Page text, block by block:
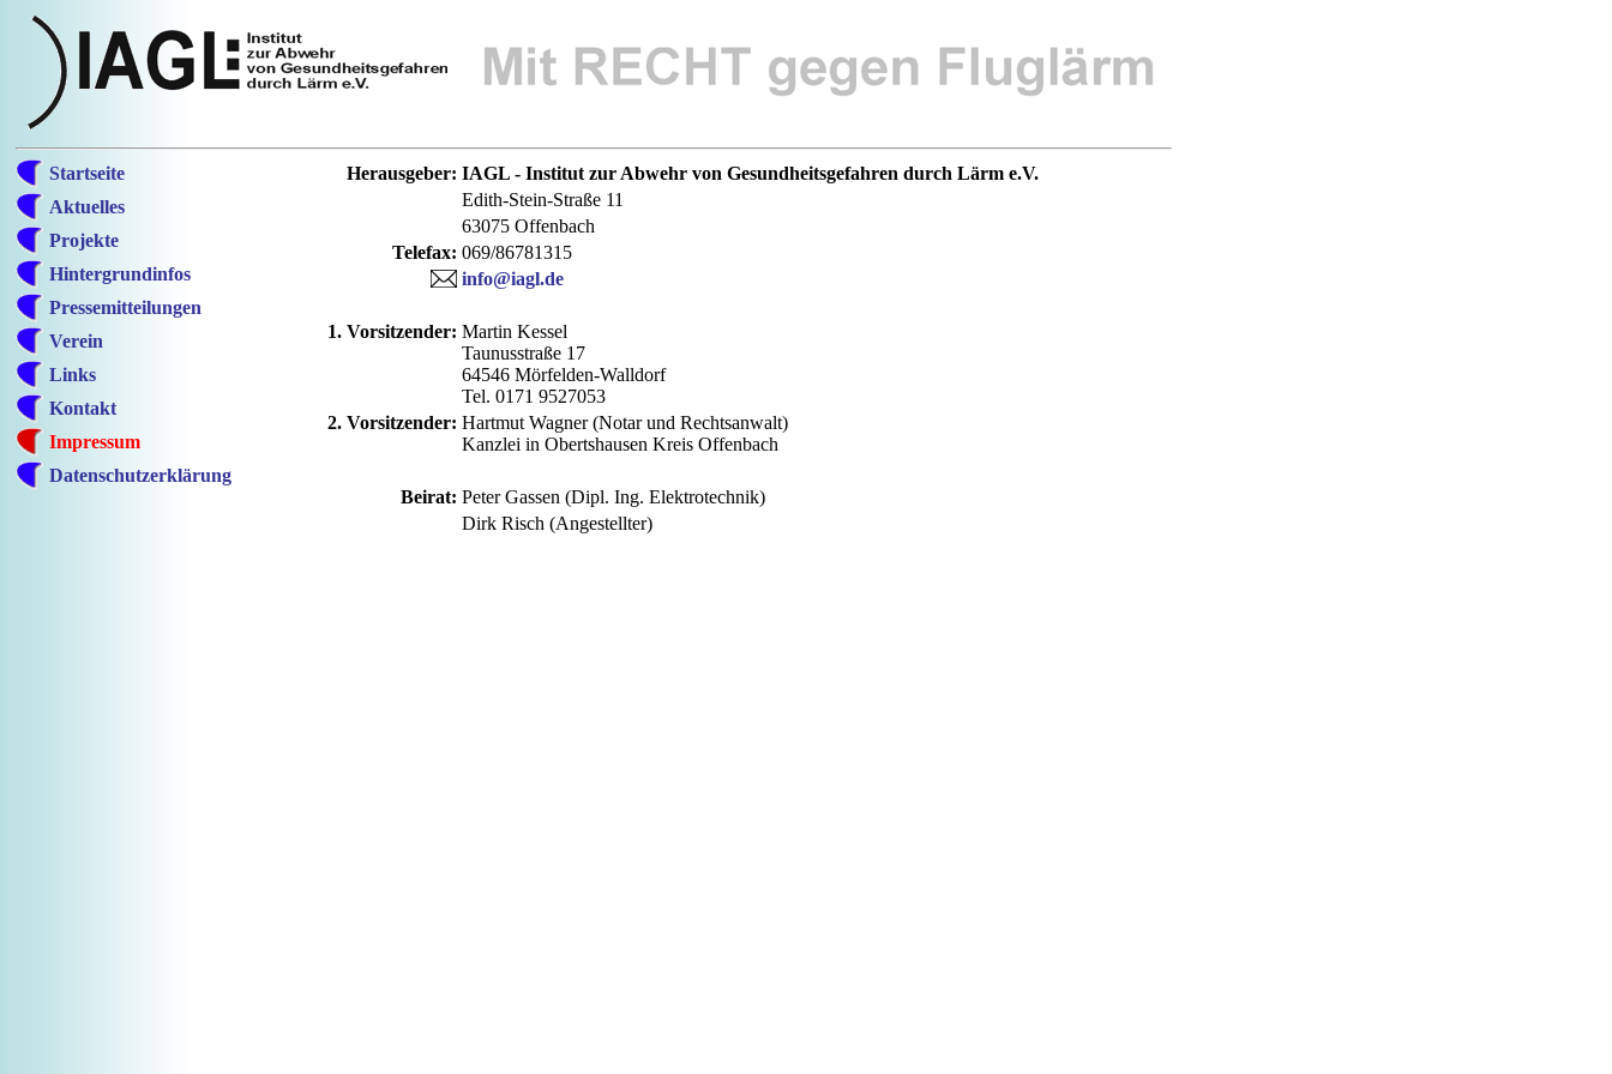
Startseite
Aktuelles
Projekte
Hintergrundinfos
Pressemitteilungen
Verein
Links
Kontakt
Impressum
Datenschutzerklärung
Herausgeber: IAGL - Institut zur Abwehr von Gesundheitsgefahren durch Lärm e.V.
Edith-Stein-Straße 11
63075 Offenbach
Telefax: 069/86781315
info@iagl.de
1. Vorsitzender: Martin Kessel
Taunusstraße 17
64546 Mörfelden-Walldorf
Tel. 0171 9527053
2. Vorsitzender: Hartmut Wagner (Notar und Rechtsanwalt)
Kanzlei in Obertshausen Kreis Offenbach
Beirat: Peter Gassen (Dipl. Ing. Elektrotechnik)
Dirk Risch (Angestellter)